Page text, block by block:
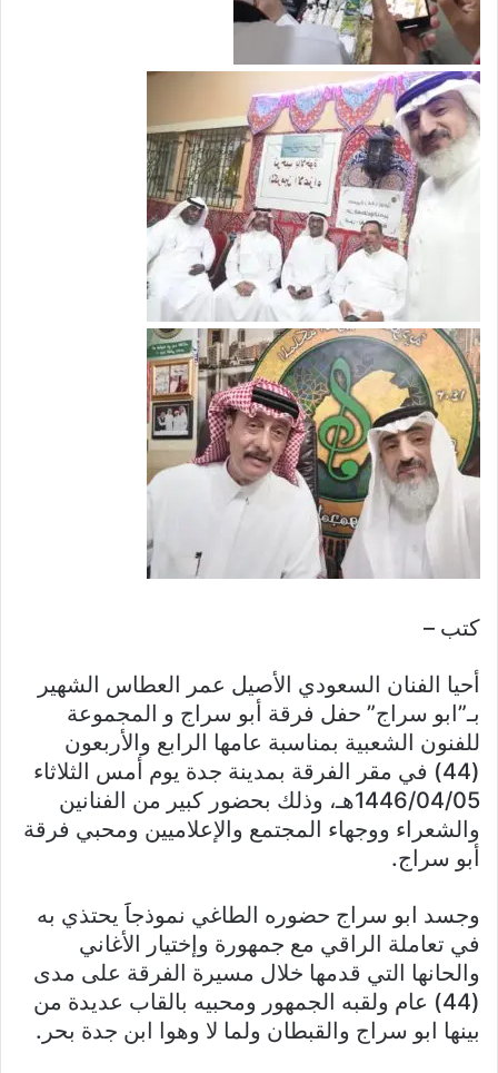
كتب –
أحيا الفنان السعودي الأصيل عمر العطاس الشهير
بـ”ابو سراج” حفل فرقة أبو سراج و المجموعة
للفنون الشعبية بمناسبة عامها الرابع والأربعون
(44) في مقر الفرقة بمدينة جدة يوم أمس الثلاثاء
1446/04/05هـ، وذلك بحضور كبير من الفنانين
والشعراء ووجهاء المجتمع والإعلاميين ومحبي فرقة
أبو سراج.
وجسد ابو سراج حضوره الطاغي نموذجاََ يحتذي به
في تعاملة الراقي مع جمهورة وإختيار الأغاني
والحانها التي قدمها خلال مسيرة الفرقة على مدى
(44) عام ولقبه الجمهور ومحبيه بالقاب عديدة من
بينها ابو سراج والقبطان ولما لا وهوا ابن جدة بحر.